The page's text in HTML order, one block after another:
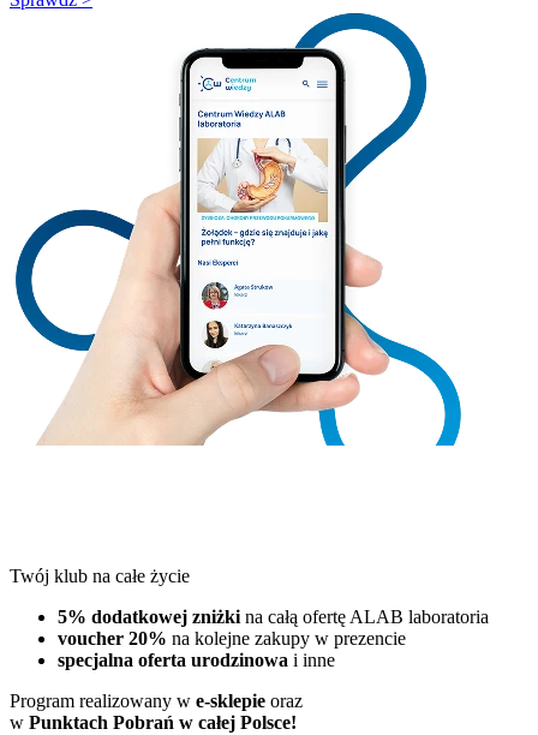
Twój klub na całe życie
5% dodatkowej zniżki na całą ofertę ALAB laboratoria
voucher 20% na kolejne zakupy w prezencie
specjalna oferta urodzinowa i inne
Program realizowany w e-sklepie oraz
w Punktach Pobrań w całej Polsce!